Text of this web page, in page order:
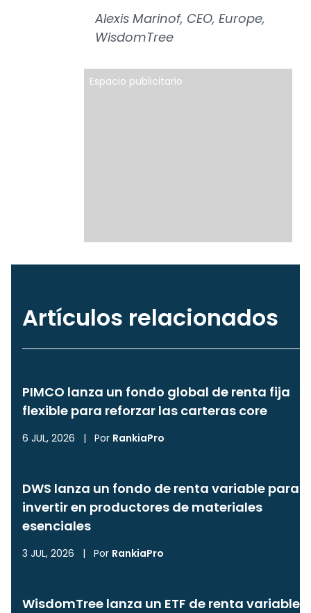
Alexis Marinof, CEO, Europe,
WisdomTree
Espacio publicitario
Artículos relacionados
PIMCO lanza un fondo global de renta fija
flexible para reforzar las carteras core
6 JUL, 2026 | Por RankiaPro
DWS lanza un fondo de renta variable para
invertir en productores de materiales
esenciales
3 JUL, 2026 | Por RankiaPro
WisdomTree lanza un ETF de renta variable